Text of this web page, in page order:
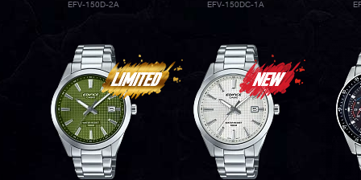
EFV-150D-2A EFV-150DC-1A